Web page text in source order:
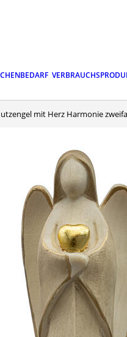
mit Herz Harmonie